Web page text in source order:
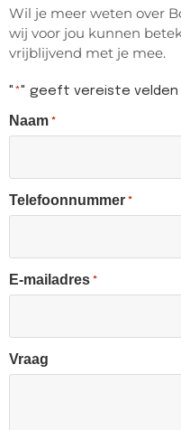
Wil je meer weten over
wij voor jou kunnen
vrijblijvend met je mee.
" *" geeft vereiste velden
Naam *
Telefoonnummer *
E-mailadres *
Vraag